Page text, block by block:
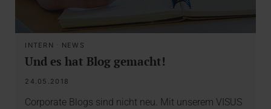
INTERN · NEWS
Und es hat Blog gemacht!
24.05.2018
Corporate Blogs sind nicht neu. Mit unserem VISUS